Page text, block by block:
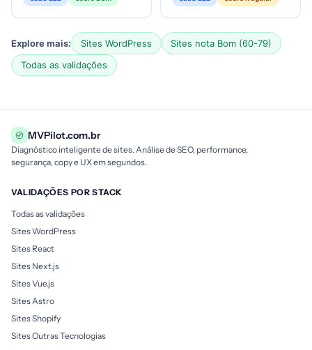
e varejo digital....
necessidade de gestão
centrali...
Explore mais: Sites WordPress
Sites nota Bom (60-79)
Todas as validações
MVPilot.com.br
Diagnóstico inteligente de sites. Análise de SEO, performance,
segurança, copy e UX em segundos.
VALIDAÇÕES POR STACK
Todas as validações
Sites WordPress
Sites React
Sites Next.js
Sites Vue.js
Sites Astro
Sites Shopify
Sites Outras Tecnologias